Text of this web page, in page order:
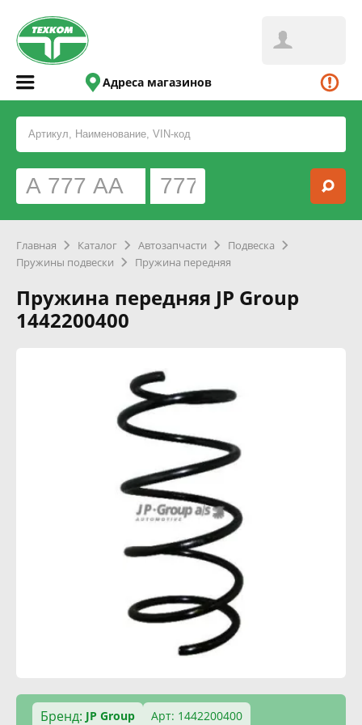
Адреса магазинов
Главная Каталог Автозапчасти
Подвеска
Пружины подвески
Пружина передняя
Пружина передняя JP Group
1442200400
Бренд: JP Group
Арт: 1442200400